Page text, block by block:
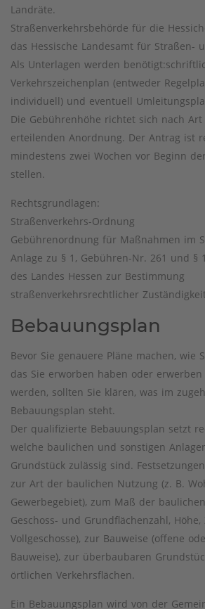
Landräte.
Straßenverkehrsbehörde für die
das Hessische Landesamt für Straßen-
Als Unterlagen werden
Verkehrszeichenplan (entweder
individuell) und eventuell
Die Gebührenhöhe richtet sich nach
erteilenden Anordnung. Der Antrag ist
mindestens zwei Wochen vor Beginn
stellen.
Rechtsgrundlagen:
Straßenverkehrs-Ordnung
Gebührenordnung für Maßnahmen im
Anlage zu § 1, Gebühren-Nr. 261 und §
des Landes Hessen zur Bestimmung
straßenverkehrsrechtlicher
Bebauungsplan
Bevor Sie genauere Pläne machen, wie
das Sie erworben haben oder
werden, sollten Sie klären, was im
Bebauungsplan steht.
Der qualifizierte Bebauungsplan setzt
welche baulichen und sonstigen
Grundstück zulässig sind.
zur Art der baulichen Nutzung (z. B.
Gewerbegebiet), zum Maß der
Geschoss- und Grundflächenzahl, Höhe,
Vollgeschosse), zur Bauweise (offene
Bauweise), zur überbaubaren
örtlichen Verkehrsflächen.
Ein Bebauungsplan wird von der